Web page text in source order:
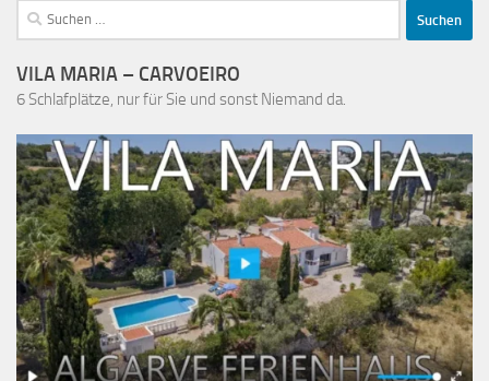
Suchen
nach:
VILA MARIA – CARVOEIRO
6 Schlafplätze, nur für Sie und sonst Niemand da.